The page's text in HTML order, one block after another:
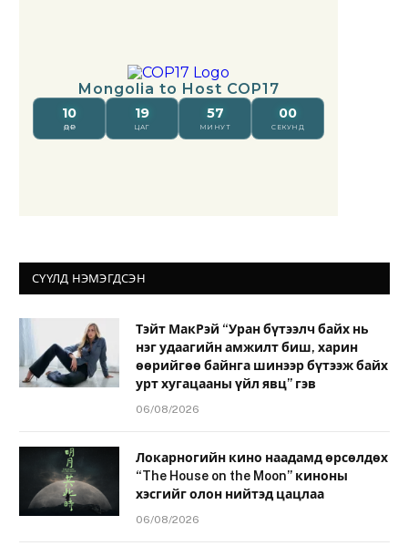
СҮҮЛД НЭМЭГДСЭН
Тэйт МакРэй “Уран бүтээлч байх нь
нэг удаагийн амжилт биш, харин
өөрийгөө байнга шинээр бүтээж байх
урт хугацааны үйл явц” гэв
06/08/2026
Локарногийн кино наадамд өрсөлдөх
“The House on the Moon” киноны
хэсгийг олон нийтэд цацлаа
06/08/2026